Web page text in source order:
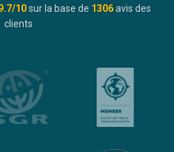
/10sur la base de 1306avis des
clients